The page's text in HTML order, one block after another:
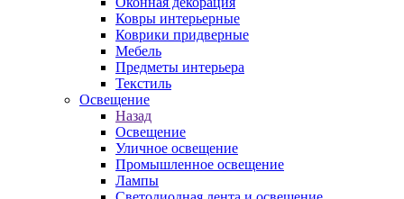
Ковры интерьерные
Коврики придверные
Мебель
Предметы интерьера
Текстиль
Освещение
Назад
Освещение
Уличное освещение
Промышленное освещение
Лампы